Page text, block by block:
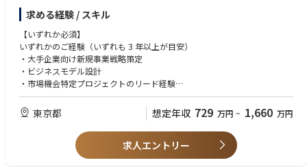
【具体的な業務内容】
新規事業領域の探索、案件情報の取得から提案、事業計画立案、事業推
進。 探索から事業化までをリードする、上流から下流まで一貫した実行力
を求められるポジションです。探索から事業化までをリードする、トップ
ダウンではなく担当者ベースのボトムアップ型で業務を進めていただきま
す。形式化されていないプロセス、かつ社内外の多様なパートナーとの協
業が多いため、巻き込み力・オーナーシップが重要となります。
＜業務内容＞
・シーズ探索プロセスの設計と推進
社内外のアイデアを評価する基準（市場性、実現性、アセット活用度）の
策定と運用。1〜2 案件を担当しながら、形式化されていない探索プロセ
スの PDCA を自ら設計し、巻き込みながら推進します。
求める経験 / スキル
【いずれか必須】
いずれかのご経験（いずれも 3 年以上が目安）
・大手企業向け新規事業戦略策定
・ビジネスモデル設計
・市場機会特定プロジェクトのリード経験
※不動産業界でのご経験は必須ではありません
【歓迎】
・デベロッパーや建築業界だけでなく、異業種（例：コンサル・インフ
ラ・商社・行政等）でのご経験がある方
東京都 想定年収 729 万円 ~ 1,660 万円
求人エントリー